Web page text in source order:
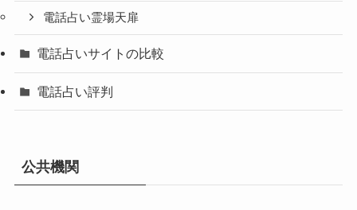
電話占い霊場天扉
電話占いサイトの比較
電話占い評判
公共機関